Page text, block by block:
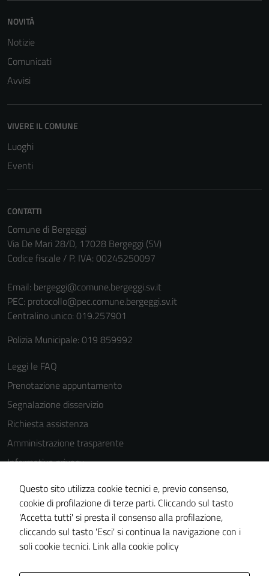
NOVITÀ
Notizie
Comunicati
Avvisi
VIVERE IL COMUNE
Luoghi
Eventi
CONTATTI
Comune di Bergeggi
Via De Mari 28/D, 17028 Bergeggi (SV)
Codice fiscale / P. IVA: 00245250097
Email: bergeggi@comune.bergeggi.sv.it
PEC: protocollo@pec.comune.bergeggi.sv.it
Centralino unico: 019.257901
Polizia Municipale: 019 859992
Leggi le FAQ
Prenotazione appuntamento
Segnalazione disservizio
Richiesta assistenza
Amministrazione trasparente
Informativa privacy
Cookie Policy
Note legali
Dichiarazione di accessibilità
Piano di miglioramento del sito
Questo sito utilizza cookie tecnici e, previo consenso,
cookie di profilazione di terze parti. Cliccando sul tasto
'Accetta tutti' si presta il consenso alla profilazione,
cliccando sul tasto 'Esci' si continua la navigazione con i
soli cookie tecnici. Link alla cookie policy